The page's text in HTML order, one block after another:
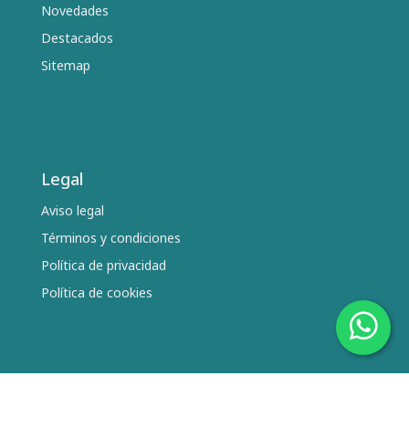
Novedades
Destacados
Sitemap
Legal
Aviso legal
Términos y condiciones
Política de privacidad
Política de cookies